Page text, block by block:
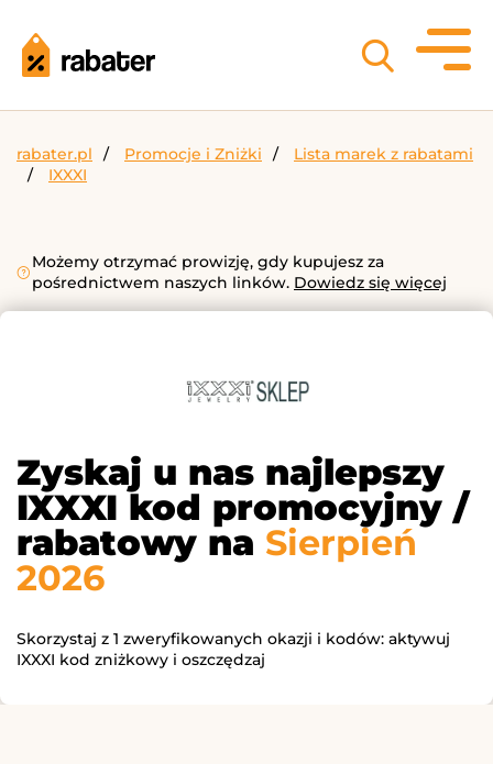
rabater.pl Promocje i Zniżki
Lista marek z rabatami
IXXXI
Możemy otrzymać prowizję, gdy kupujesz za
pośrednictwem naszych linków. Dowiedz się więcej
Zyskaj u nas najlepszy
IXXXI kod promocyjny /
rabatowy na Sierpień
2026
Skorzystaj z 1 zweryfikowanych okazji i kodów: aktywuj
IXXXI kod zniżkowy i oszczędzaj